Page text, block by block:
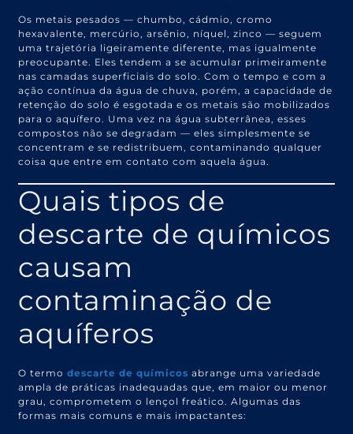
Os metais pesados — chumbo, cádmio, cromo
hexavalente, mercúrio, arsênio, níquel, zinco — seguem
uma trajetória ligeiramente diferente, mas igualmente
preocupante. Eles tendem a se acumular primeiramente
nas camadas superficiais do solo. Com o tempo e com a
ação contínua da água de chuva, porém, a capacidade de
retenção do solo é esgotada e os metais são mobilizados
para o aquífero. Uma vez na água subterrânea, esses
compostos não se degradam — eles simplesmente se
concentram e se redistribuem, contaminando qualquer
coisa que entre em contato com aquela água.
Quais tipos de
descarte de químicos
causam
contaminação de
aquíferos
O termodescarte de químicos abrange uma variedade
ampla de práticas inadequadas que, em maior ou menor
grau, comprometem o lençol freático. Algumas das
formas mais comuns e mais impactantes: